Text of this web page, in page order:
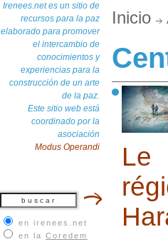
Irenees.net es un sitio de
recursos para la paz
elaborado para promover
el intercambio de
conocimientos y
experiencias para la
construcción de un arte
de la paz.
Este sitio web está
coordinado por la
asociación
Modus Operandi
en irenees.net
en la Coredem
Inicio
Le